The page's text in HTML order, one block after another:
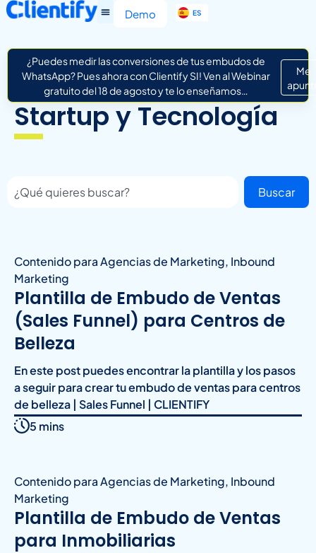
Demo ES
IT
¿Puedes medir las conversiones de tus embudos de
WhatsApp? Pues ahora con Clientify SI! Ven al Webinar
gratuito del 18 de agosto y te lo enseñamos…
Me
Startup y Tecnología
Buscar
Contenido para Agencias de Marketing, Inbound
Marketing
Plantilla de Embudo de Ventas
(Sales Funnel) para Centros de
Belleza
En este post puedes encontrar la plantilla y los pasos
a seguir para crear tu embudo de ventas para centros
de belleza | Sales Funnel | CLIENTIFY
5 mins
Contenido para Agencias de Marketing, Inbound
Marketing
Plantilla de Embudo de Ventas
para Inmobiliarias